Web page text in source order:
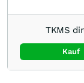
TKMS
Kauf